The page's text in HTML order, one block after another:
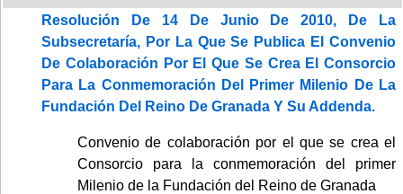
Resolución De 14 De Junio De 2010, De La
Subsecretaría, Por La Que Se Publica El Convenio
De Colaboración Por El Que Se Crea El Consorcio
Para La Conmemoración Del Primer Milenio De La
Fundación Del Reino De Granada Y Su Addenda.
Convenio de colaboración por el que se crea el
Consorcio para la conmemoración del primer
Milenio de la Fundación del Reino de Granada